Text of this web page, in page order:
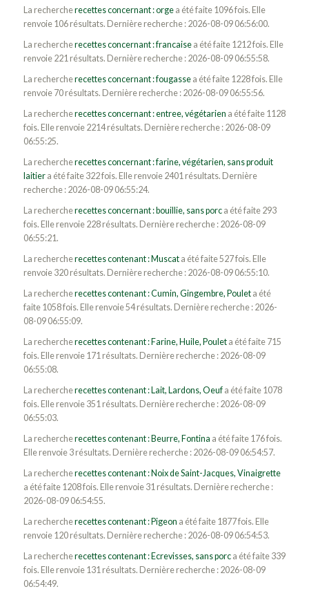
La rechercherecettes concernant : orgea été faite 1096 fois. Elle
renvoie 106 résultats. Dernière recherche : 2026-08-09 06:56:00.
La rechercherecettes concernant : francaisea été faite 1212 fois. Elle
renvoie 221 résultats. Dernière recherche : 2026-08-09 06:55:58.
La rechercherecettes concernant : fougassea été faite 1228 fois. Elle
renvoie 70 résultats. Dernière recherche : 2026-08-09 06:55:56.
La rechercherecettes concernant : entree, végétarien a été faite 1128
fois. Elle renvoie 2214 résultats. Dernière recherche : 2026-08-09
06:55:25.
La rechercherecettes concernant : farine, végétarien, sans produit
laitiera été faite 322 fois. Elle renvoie 2401 résultats. Dernière
recherche : 2026-08-09 06:55:24.
La rechercherecettes concernant : bouillie, sans porca été faite 293
fois. Elle renvoie 228 résultats. Dernière recherche : 2026-08-09
06:55:21.
La rechercherecettes contenant : Muscata été faite 527 fois. Elle
renvoie 320 résultats. Dernière recherche : 2026-08-09 06:55:10.
La rechercherecettes contenant : Cumin, Gingembre, Pouleta été
faite 1058 fois. Elle renvoie 54 résultats. Dernière recherche : 2026-
08-09 06:55:09.
La rechercherecettes contenant : Farine, Huile, Pouleta été faite 715
fois. Elle renvoie 171 résultats. Dernière recherche : 2026-08-09
06:55:08.
La rechercherecettes contenant : Lait, Lardons, Oeufa été faite 1078
fois. Elle renvoie 351 résultats. Dernière recherche : 2026-08-09
06:55:03.
La rechercherecettes contenant : Beurre, Fontina a été faite 176 fois.
Elle renvoie 3 résultats. Dernière recherche : 2026-08-09 06:54:57.
La rechercherecettes contenant : Noix de Saint-Jacques, Vinaigrette
a été faite 1208 fois. Elle renvoie 31 résultats. Dernière recherche :
2026-08-09 06:54:55.
La rechercherecettes contenant : Pigeon a été faite 1877 fois. Elle
renvoie 120 résultats. Dernière recherche : 2026-08-09 06:54:53.
La rechercherecettes contenant : Ecrevisses, sans porca été faite 339
fois. Elle renvoie 131 résultats. Dernière recherche : 2026-08-09
06:54:49.